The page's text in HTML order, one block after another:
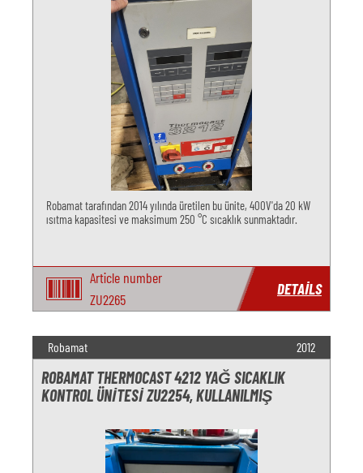
Robamat tarafından 2014 yılında üretilen bu ünite, 400V'da 20 kW
ısıtma kapasitesi ve maksimum 250 °C sıcaklık sunmaktadır.
Article number
ZU2265
DETAILS
Robamat 2012
ROBAMAT THERMOCAST 4212 YAĞ SICAKLIK
KONTROL ÜNITESI ZU2254, KULLANILMIŞ